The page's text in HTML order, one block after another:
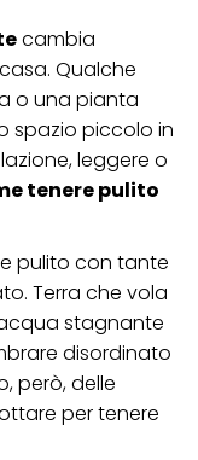
cambia
Qualche
o una pianta
spazio piccolo in
leggere o
tenere pulito
pulito con tante
Terra che vola
stagnante
disordinato
però, delle
per tenere